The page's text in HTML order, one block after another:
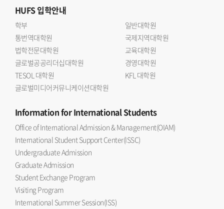
HUFS입학안내
학부
일반대학원
통번역대학원
국제지역대학원
법학전문대학원
교육대학원
글로벌공공리더십대학원
경영대학원
TESOL 대학원
KFL 대학원
글로벌미디어커뮤니케이션대학원
Informationfor International Students
Office of International Admission & Management(OIAM)
International Student Support Center(ISSC)
Undergraduate Admission
Graduate Admission
Student Exchange Program
Visiting Program
International Summer Session(ISS)